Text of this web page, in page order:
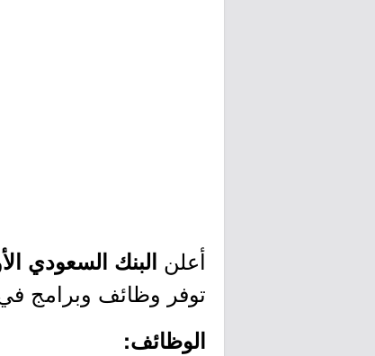
أعلن البنك السعودي
توفر وظائف وبرامج
الوظائف: